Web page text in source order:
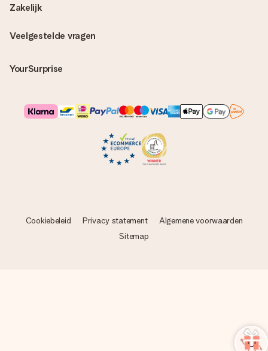
Veelgestelde vragen
YourSurprise
Zakelijk
Cookiebeleid Privacy statement
Algemene voorwaarden
Sitemap